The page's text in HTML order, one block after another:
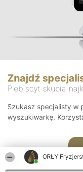
ORŁY
Znajdź
Plebiscyt skupia
Szukasz specjalisty w
wyszukiwarkę.